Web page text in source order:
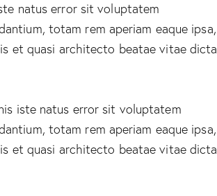
natus error sit voluptatem
totam rem aperiam eaque ipsa,
et quasi architecto beatae vitae dicta
iste natus error sit voluptatem
totam rem aperiam eaque ipsa,
et quasi architecto beatae vitae dicta